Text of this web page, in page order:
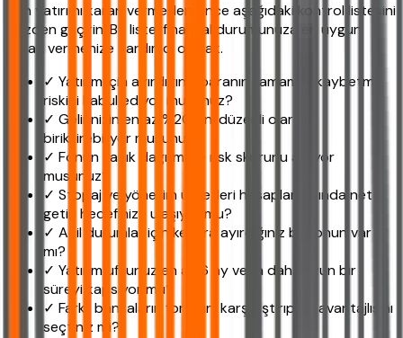
Fon yatırımı kararı vermeden önce aşağıdaki kontrol listesini
gözden geçirin. Bu liste, finansal durumunuza en uygun
kararı vermenize yardımcı olacak.
✓ Yatırım için ayırdığınız paranın tamamını kaybetme
riskini kabul ediyor musunuz?
✓ Gelirinizin en az %20'sini düzenli olarak
biriktirebiliyor musunuz?
✓ Fonun varlık dağılımı ve risk skorunu anlıyor
musunuz?
✓ Stopaj ve yönetim ücretleri hesaplandığında net
getiri hedefinize ulaşıyor mu?
✓ Acil durumlar için kenara ayırdığınız bir fonun var
mı?
✓ Yatırım ufkunuz en az 6 ay veya daha uzun bir
süreyi kapsıyor mu?
✓ Farklı bankaların fonlarını karşılaştırıp en avantajlısını
seçtiniz mi?